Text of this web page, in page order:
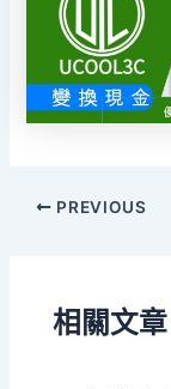
PREVIOUS
相關文章